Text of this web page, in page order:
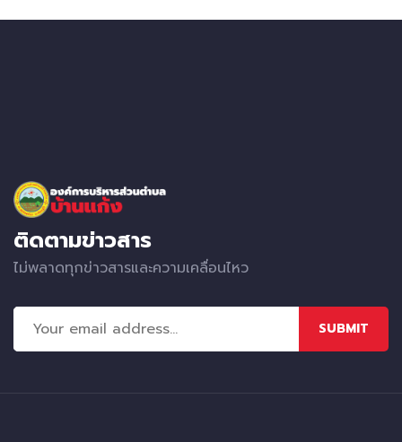
ติดตามข่าวสาร
ไม่พลาดทุกข่าวสารและความเคลื่อนไหว
SUBMIT